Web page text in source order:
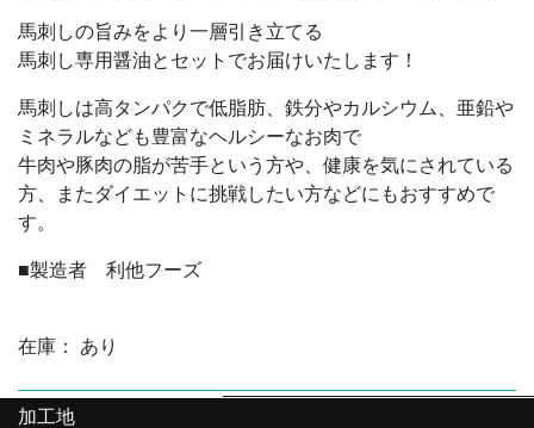
馬刺しの旨みをより一層引き立てる
馬刺し専用醤油とセットでお届けいたします！
馬刺しは高タンパクで低脂肪、鉄分やカルシウム、亜鉛や
ミネラルなども豊富なヘルシーなお肉で
牛肉や豚肉の脂が苦手という方や、健康を気にされている
方、またダイエットに挑戦したい方などにもおすすめで
す。
■製造者 利他フーズ
在庫： あり
加工地